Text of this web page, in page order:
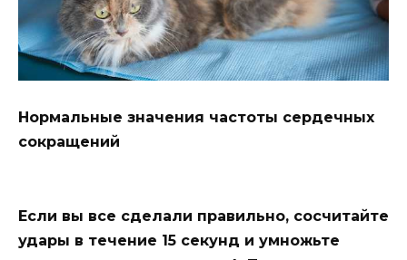
Нормальные значения частоты сердечных
сокращений
Если вы все сделали правильно, сосчитайте
удары в течение 15 секунд и умножьте